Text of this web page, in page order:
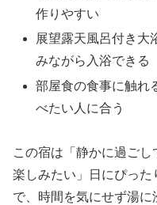
作りやすい
展望露天風呂付き大
みながら入浴できる
部屋食の食事に触れ
べたい人に合う
この宿は「静かに過ご
楽しみたい」日にぴっ
で、時間を気にせず湯